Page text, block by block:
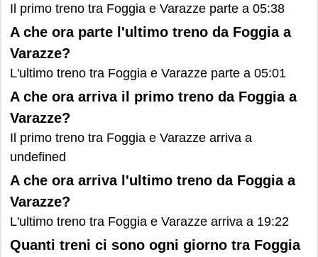
Il primo treno tra Foggia e Varazze parte a 05:38
A che ora parte l'ultimo treno da Foggia a
Varazze?
L'ultimo treno tra Foggia e Varazze parte a 05:01
A che ora arriva il primo treno da Foggia a
Varazze?
Il primo treno tra Foggia e Varazze arriva a
undefined
A che ora arriva l'ultimo treno da Foggia a
Varazze?
L'ultimo treno tra Foggia e Varazze arriva a 19:22
Quanti treni ci sono ogni giorno tra Foggia